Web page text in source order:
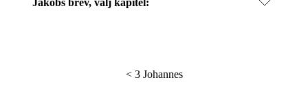
Jakobs brev, välj kapitel:
< 3 Johannes